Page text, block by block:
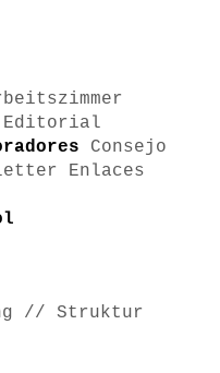
Editorial
Consejo
Enlaces
// Struktur